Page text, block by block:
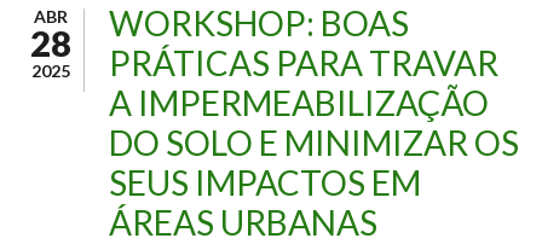
ABR
28
2025
WORKSHOP: BOAS
PRÁTICAS PARA TRAVAR
A IMPERMEABILIZAÇÃO
DO SOLO E MINIMIZAR OS
SEUS IMPACTOS EM
ÁREAS URBANAS